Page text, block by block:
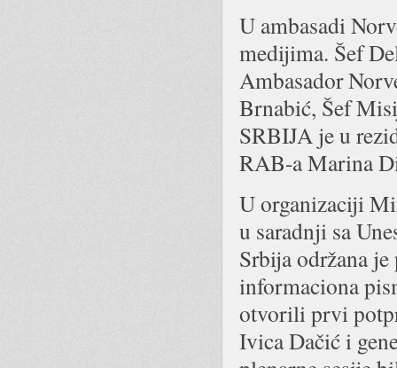
U ambasadi
medijima. Šef
Ambasador
Brnabić, Šef
SRBIJA je u
RAB-a Marina
U organizaciji
u saradnji sa
Srbija održana
informaciona
otvorili prvi
Ivica Dačić i